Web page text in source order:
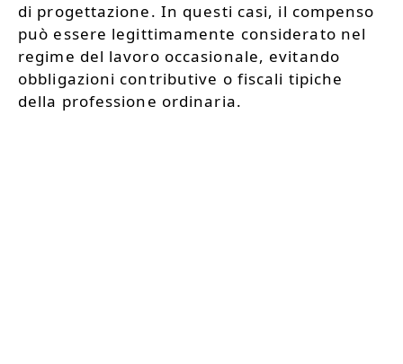
di progettazione. In questi casi, il compenso
può essere legittimamente considerato nel
regime del lavoro occasionale, evitando
obbligazioni contributive o fiscali tipiche
della professione ordinaria.